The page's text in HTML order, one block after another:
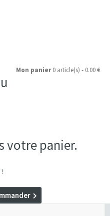
Mon panier 0 article(s) - 0.00 €
votre panier.